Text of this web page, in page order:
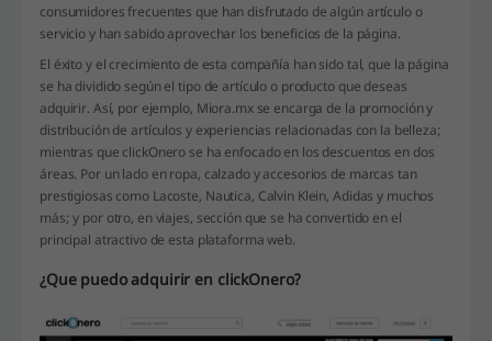
consumidores frecuentes que han disfrutado de algún artículo o
servicio y han sabido aprovechar los beneficios de la página.
El éxito y el crecimiento de esta compañía han sido tal, que la página
se ha dividido según el tipo de artículo o producto que deseas
adquirir. Así, por ejemplo, Miora.mx se encarga de la promoción y
distribución de artículos y experiencias relacionadas con la belleza;
mientras que clickOnero se ha enfocado en los descuentos en dos
áreas. Por un lado en ropa, calzado y accesorios de marcas tan
prestigiosas como Lacoste, Nautica, Calvin Klein, Adidas y muchos
más; y por otro, en viajes, sección que se ha convertido en el
principal atractivo de esta plataforma web.
¿Que puedo adquirir en clickOnero?